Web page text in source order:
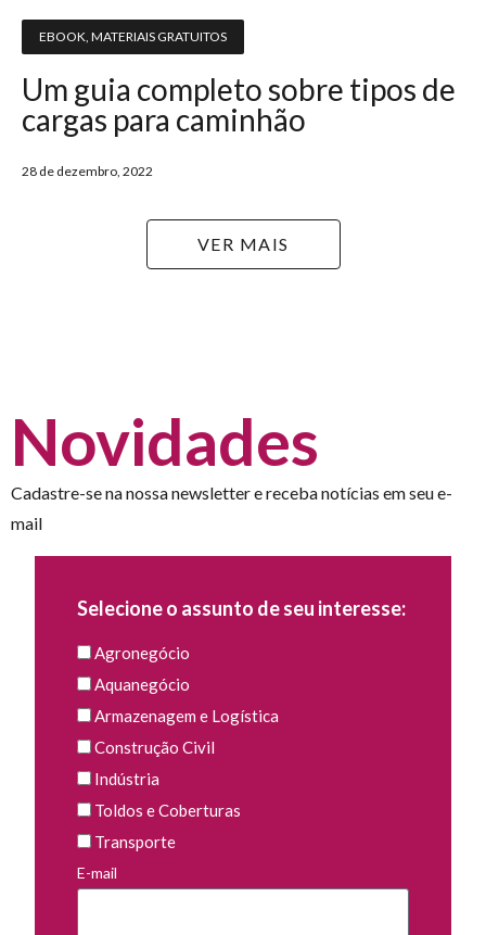
EBOOK, MATERIAIS GRATUITOS
Um guia completo sobre tipos de
cargas para caminhão
28 de dezembro, 2022
VER MAIS
Novidades
Cadastre-se na nossa newsletter e receba notícias em seu e-
mail
Selecione o assunto de seu interesse:
Agronegócio
Aquanegócio
Armazenagem e Logística
Construção Civil
Indústria
Toldos e Coberturas
Transporte
E-mail